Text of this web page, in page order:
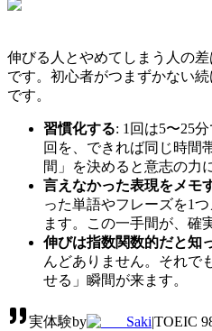
伸びる人とやめてしまう人の
です。初心者がつまずかない
です。
習慣化する: 1回は5〜25
回を、できれば同じ時間
間」を決めると意志の力
言えなかった表現をメモ
った単語やフレーズを1
ます。この一手間が、確
伸びは指数関数的だと知
んどありません。それで
せる」瞬間が来ます。
実体験by Saki|TOEIC